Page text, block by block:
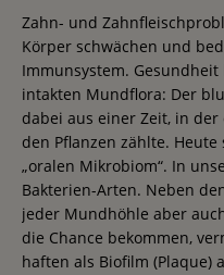
Zahn- und
Körper schwächen und
Immunsystem.
intakten Mundflora: Der
dabei aus einer Zeit, in
den Pflanzen zählte.
„oralen Mikrobiom“. In
Bakterien-Arten. Neben
jeder Mundhöhle aber
die Chance bekommen,
haften als Biofilm (Plaque)